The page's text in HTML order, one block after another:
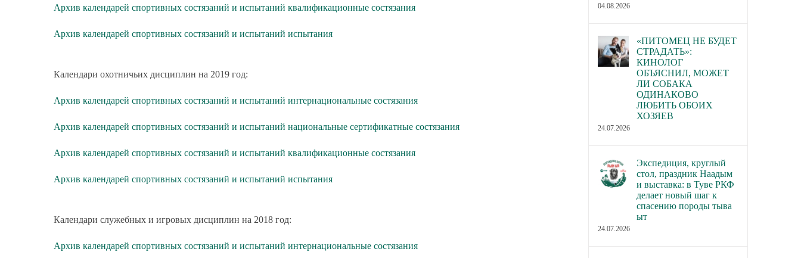
Архив календарей спортивных состязаний и испытаний квалификационные состязания
Архив календарей спортивных состязаний и испытаний испытания
Календари охотничьих дисциплин на 2019 год:
Архив календарей спортивных состязаний и испытаний интернациональные состязания
Архив календарей спортивных состязаний и испытаний национальные сертификатные состязания
Архив календарей спортивных состязаний и испытаний квалификационные состязания
Архив календарей спортивных состязаний и испытаний испытания
Календари служебных и игровых дисциплин на 2018 год:
Архив календарей спортивных состязаний и испытаний интернациональные состязания
04.08.2026
«ПИТОМЕЦ НЕ БУДЕТ
СТРАДАТЬ»:
КИНОЛОГ
ОБЪЯСНИЛ, МОЖЕТ
ЛИ СОБАКА
ОДИНАКОВО
ЛЮБИТЬ ОБОИХ
ХОЗЯЕВ
24.07.2026
Экспедиция, круглый
стол, праздник Наадым
и выставка: в Туве РКФ
делает новый шаг к
спасению породы тыва
ыт
24.07.2026